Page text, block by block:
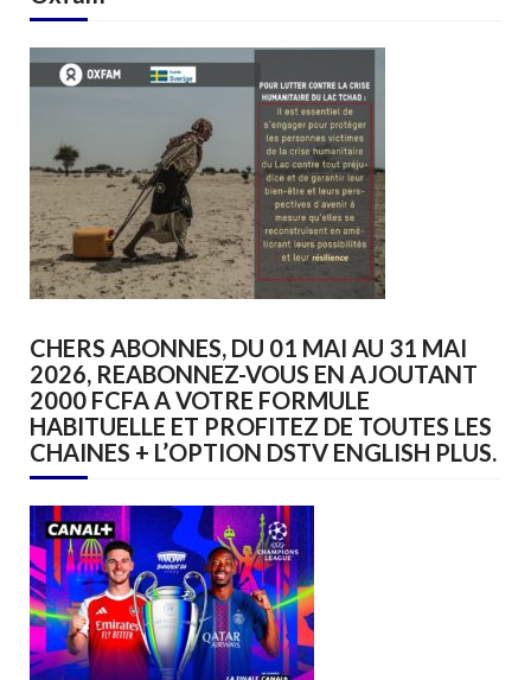
CHERS ABONNES, DU 01 MAI AU 31 MAI
2026, REABONNEZ-VOUS EN AJOUTANT
2000 FCFA A VOTRE FORMULE
HABITUELLE ET PROFITEZ DE TOUTES LES
CHAINES + L’OPTION DSTV ENGLISH PLUS.